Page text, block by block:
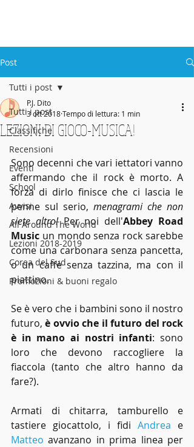
Scuola di
Post
Tutti i post
Classifiche
Recensioni
Eventi
School
Avvisi
All Around The World
Lezioni 2018-2019
Corea del Sud
Promozioni & buoni regalo
Tutti i post
LEZIONI DI GIOCO-MUSICA!
P.J. Dito
3 ott 2018Tempo di lettura: 1 min
Sono decenni che vari iettatori vanno
affermando che il rock è morto. A
forza di dirlo finisce che ci lascia le
penne sul serio, menagrami che non
siete altro! Per noi dell'Abbey Road
Music un mondo senza rock sarebbe
come una carbonara senza pancetta,
o un caffè senza tazzina, ma con il
piattino.
Se è vero che i bambini sono il nostro
futuro, è ovvio che il futuro del rock
è in mano ai nostri infanti: sono
loro che devono raccogliere la
fiaccola (tanto che altro hanno da
fare?).
Armati di chitarra, tamburello e
tastiere giocattolo, i fidi Andrea
Matteo avanzano in prima linea per